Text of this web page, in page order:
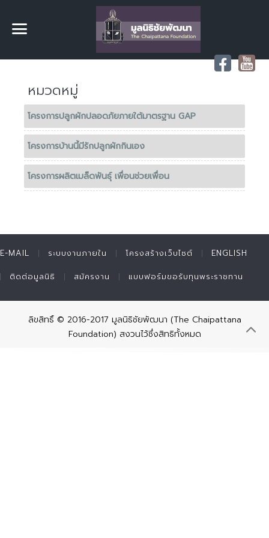
หมวดหมู่
โครงการปลูกผักปลอดภัยภายใต้มาตรฐาน GAP
โครงการบ้านนี้มีรักปลูกผักกินเอง
โครงการผลิตเมล็ดพันธุ์ เพื่อนช่วยเพื่อน
E-MAIL ระบบงานภายใน โครงสร้างเว็บไซต์ ENGLISH
ติดต่อมูลนิธิ สมัครงาน แบบฟอร์มขอรับทุนพระราชทาน
ลิขสิทธิ์ © 2016-2017 มูลนิธิชัยพัฒนา (The Chaipattana
Foundation) สงวนไว้ซึ่งสิทธิทั้งหมด